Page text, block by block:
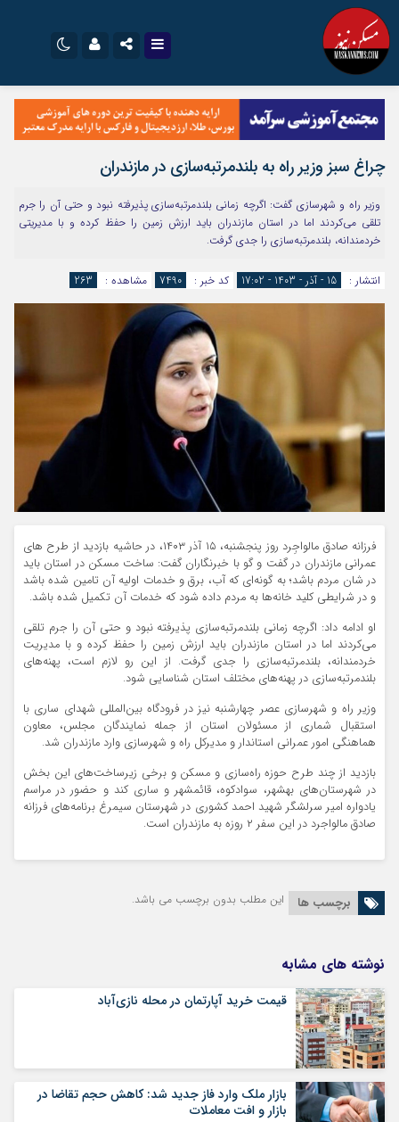
اینستاگرام
تلگرام
سروش
ایتا
آپارات
اپلیکیشن
نام کاربری یا نشانی ایمیل
رمز عبور
مرا به خاطر بسپار
چراغ سبز وزیر راه به بلندمرتبه‌سازی در مازندران
وزیر راه و شهرسازی گفت: اگرچه زمانی بلندمرتبه‌سازی پذیرفته نبود و حتی آن را جرم
تلقی می‌کردند اما در استان مازندران باید ارزش زمین را حفظ کرده و با مدیریتی
خردمندانه، بلندمرتبه‌سازی را جدی گرفت.
انتشار : 15 - آذر - 1403 - 17:02 کد خبر : 7490 مشاهده : 263
فرزانه صادق مالواجِرد روز پنجشنبه، ۱۵ آذر ۱۴۰۳، در حاشیه بازدید از طرح های
عمرانی مازندران در گفت و گو با خبرنگاران گفت: ساخت مسکن در استان باید
در شان مردم باشد؛ به گونه‌ای که آب، برق و خدمات اولیه آن تامین شده باشد
و در شرایطی کلید خانه‌ها به مردم داده شود که خدمات آن تکمیل شده باشد.
او ادامه داد: اگرچه زمانی بلندمرتبه‌سازی پذیرفته نبود و حتی آن را جرم تلقی
می‌کردند اما در استان مازندران باید ارزش زمین را حفظ کرده و با مدیریت
خردمندانه، بلندمرتبه‌سازی را جدی گرفت. از این رو لازم است، پهنه‌های
بلندمرتبه‌سازی در پهنه‌های مختلف استان شناسایی شود.
وزیر راه و شهرسازی عصر چهارشنبه نیز در فرودگاه بین‌المللی شهدای ساری با
استقبال شماری از مسئولان استان از جمله نمایندگان مجلس، معاون
هماهنگی امور عمرانی استاندار و مدیرکل راه و شهرسازی وارد مازندران شد.
بازدید از چند طرح حوزه راه‌سازی و مسکن و برخی زیرساخت‌های این بخش
در شهرستان‌های بهشهر، سوادکوه، قائمشهر و ساری کند و حضور در مراسم
یادواره امیر سرلشگر شهید احمد کشوری در شهرستان سیمرغ برنامه‌های فرزانه
صادق مالواجرد در این سفر ۲ روزه به مازندران است.
برچسب ها این مطلب بدون برچسب می باشد.
نوشته های مشابه
قیمت خرید آپارتمان در محله نازی‌آباد
بازار ملک وارد فاز جدید شد: کاهش حجم تقاضا در
بازار و افت معاملات